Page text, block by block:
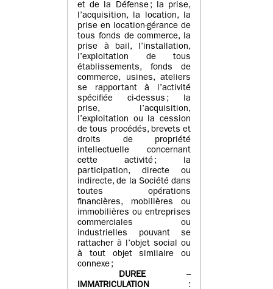
et de la Défense ; la prise,
l’acquisition, la location, la
prise en location-gérance de
tous fonds de commerce, la
prise à bail, l’installation,
l’exploitation de tous
établissements, fonds de
commerce, usines, ateliers
se rapportant à l’activité
spécifiée ci-dessus ; la
prise, l’acquisition,
l’exploitation ou la cession
de tous procédés, brevets et
droits de propriété
intellectuelle concernant
cette activité ; la
participation, directe ou
indirecte, de la Société dans
toutes opérations
financières, mobilières ou
immobilières ou entreprises
commerciales ou
industrielles pouvant se
rattacher à l’objet social ou
à tout objet similaire ou
connexe ;
DUREE–
IMMATRICULATION :